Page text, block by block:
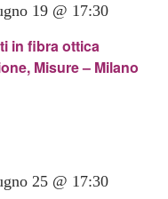
in fibra ottica
Misure – Milano
19 @ 17:30
25 @ 17:30